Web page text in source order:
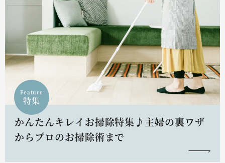
Feature
特集
かんたんキレイお掃除特集♪主婦の裏ワザ
からプロのお掃除術まで